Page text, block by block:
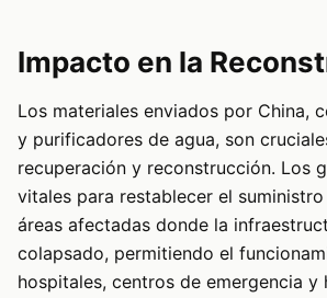
Impacto en la
Los materiales enviados por China,
y purificadores de agua, son
recuperación y reconstrucción. Los
vitales para restablecer el
áreas afectadas donde la
colapsado, permitiendo el
hospitales, centros de emergencia y